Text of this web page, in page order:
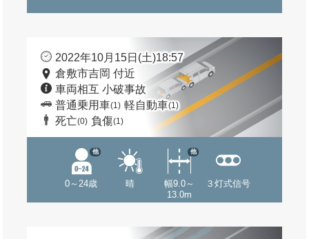
2022年10月15日(土)18:57
倉敷市吉岡 付近
車両相互 小破事故
普通乗用車(1) 軽自動車(1)
死亡(0) 負傷(1)
0～24歳
他
晴
幅9.0～
13.0m
他
３灯式信号